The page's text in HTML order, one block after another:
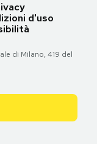
d'uso
di Milano, 419 del